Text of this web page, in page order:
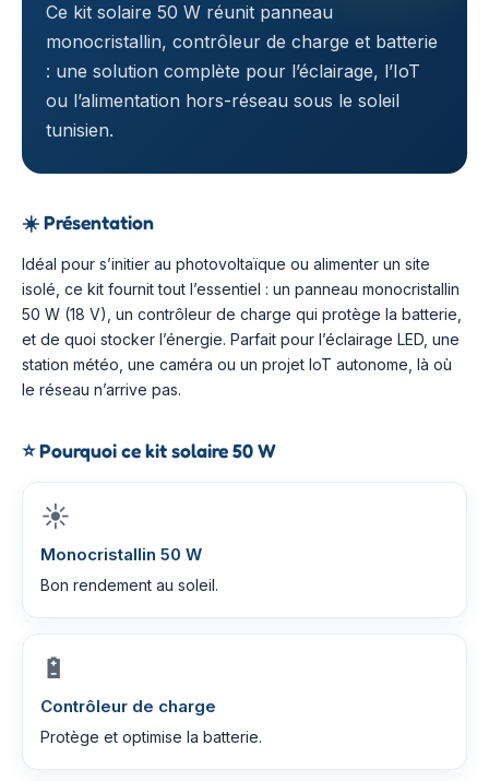
Ce kit solaire 50 W réunit panneau
monocristallin, contrôleur de charge et batterie
: une solution complète pour l’éclairage, l’IoT
ou l’alimentation hors-réseau sous le soleil
tunisien.
☀️Présentation
Idéal pour s’initier au photovoltaïque ou alimenter un site
isolé, ce kit fournit tout l’essentiel : un panneau monocristallin
50 W (18 V), un contrôleur de charge qui protège la batterie,
et de quoi stocker l’énergie. Parfait pour l’éclairage LED, une
station météo, une caméra ou un projet IoT autonome, là où
le réseau n’arrive pas.
⭐Pourquoi ce kit solaire 50 W
☀️
Monocristallin 50 W
Bon rendement au soleil.
🔋
Contrôleur de charge
Protège et optimise la batterie.